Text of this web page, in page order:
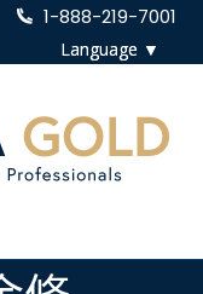
1-888-219-7001